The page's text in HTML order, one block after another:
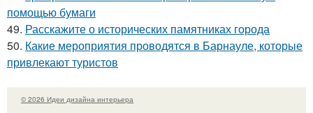
помощью бумаги
49. Расскажите о исторических памятниках города
50. Какие мероприятия проводятся в Барнауле, которые
привлекают туристов
© 2026 Идеи дизайна интерьера